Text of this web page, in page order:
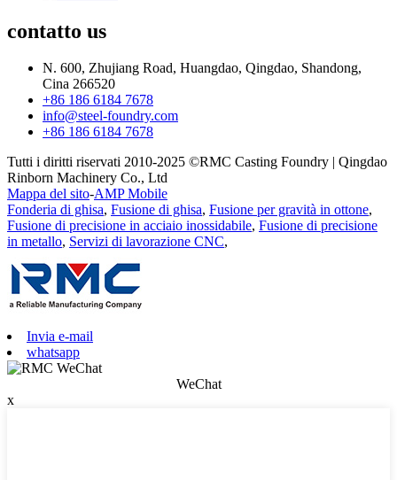
contatto us
N. 600, Zhujiang Road, Huangdao, Qingdao, Shandong,
Cina 266520
+86 186 6184 7678
info@steel-foundry.com
+86 186 6184 7678
Tutti i diritti riservati 2010-2025 ©RMC Casting Foundry | Qingdao
Rinborn Machinery Co., Ltd
Mappa del sito-AMP Mobile
Fonderia di ghisa, Fusione di ghisa, Fusione per gravità in ottone,
Fusione di precisione in acciaio inossidabile, Fusione di precisione
in metallo, Servizi di lavorazione CNC,
Invia e-mail
whatsapp
WeChat
x